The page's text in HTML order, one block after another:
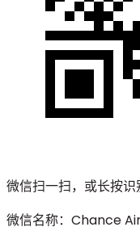
微信扫一扫，或长按识
微信名称： Chance